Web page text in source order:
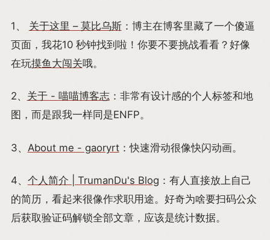
1、 关于这里 – 莫比乌斯：博主在博客里藏了一个傻逼
页面，我花10 秒钟找到啦！你要不要挑战看看？好像
在玩摸鱼大闯关哦。
2、 关于 - 喵喵博客志：非常有设计感的个人标签和地
图，而是跟我一样同是ENFP。
3、 About me - gaoryrt：快速滑动很像快闪动画。
4、 个人简介 | TrumanDu's Blog ：有人直接放上自己
的简历，看起来很像作求职用途。好奇为啥要扫码公众
后获取验证码解锁全部文章，应该是统计数据。